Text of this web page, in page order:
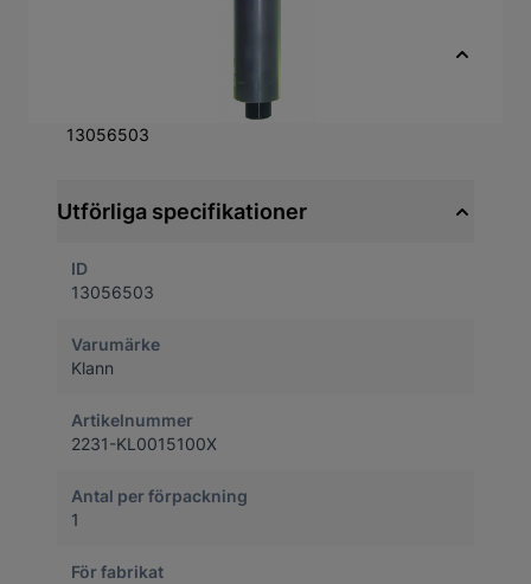
13056503
Utförliga specifikationer
ID
13056503
Varumärke
Klann
Artikelnummer
2231-KL0015100X
Antal per förpackning
1
För fabrikat